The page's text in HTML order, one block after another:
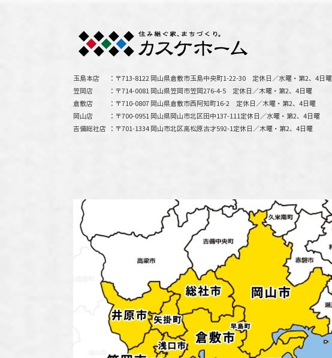
玉島本店 〒713-8122 岡山県倉敷市玉島中央町1-22-30 定休日／水曜・第2、4日曜
笠岡店
〒714-0081 岡山県笠岡市笠岡276-4-5 定休日／木曜・第2、4日曜
倉敷店
〒710-0807 岡山県倉敷市西阿知町16-2 定休日／木曜・第2、4日曜
岡山店
〒700-0951 岡山県岡山市北区田中137-111定休日／水曜・第2、4日曜
吉備総社店
〒701-1334 岡山市北区高松原古才592-1定休日／木曜・第2、4日曜